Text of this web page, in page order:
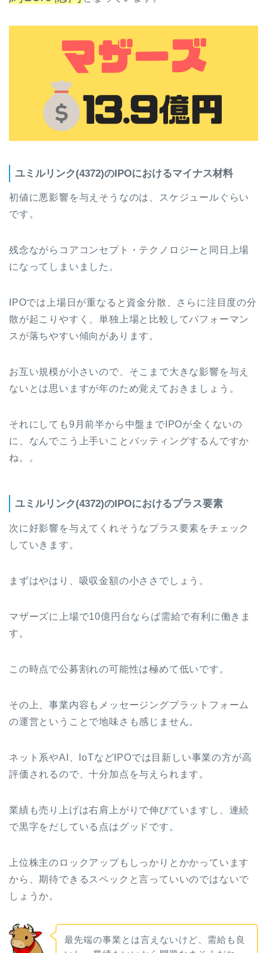
ユミルリンク(4372)のIPOにおけるマイナス材料
初値に悪影響を与えそうなのは、スケジュールぐらい
です。
残念ながらコアコンセプト・テクノロジーと同日上場
になってしまいました。
IPOでは上場日が重なると資金分散、さらに注目度の分
散が起こりやすく、単独上場と比較してパフォーマン
スが落ちやすい傾向があります。
お互い規模が小さいので、そこまで大きな影響を与え
ないとは思いますが年のため覚えておきましょう。
それにしても9月前半から中盤までIPOが全くないの
に、なんでこう上手いことバッティングするんですか
ね。。
ユミルリンク(4372)のIPOにおけるプラス要素
次に好影響を与えてくれそうなプラス要素をチェック
していきます。
まずはやはり、吸収金額の小ささでしょう。
マザーズに上場で10億円台ならば需給で有利に働きま
す。
この時点で公募割れの可能性は極めて低いです。
その上、事業内容もメッセージングプラットフォーム
の運営ということで地味さも感じません。
ネット系やAI、IoTなどIPOでは目新しい事業の方が高
評価されるので、十分加点を与えられます。
業績も売り上げは右肩上がりで伸びていますし、連続
で黒字をだしている点はグッドです。
上位株主のロックアップもしっかりとかかっています
から、期待できるスペックと言っていいのではないで
しょうか。
最先端の事業とは言えないけど、需給も良